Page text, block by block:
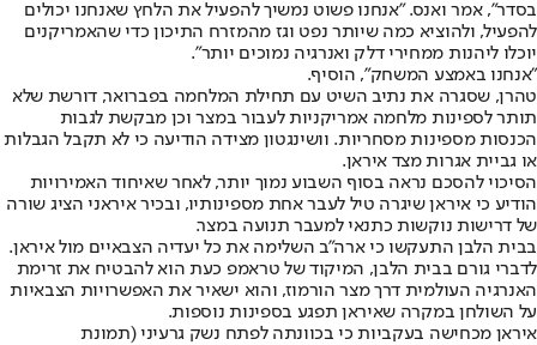
בסדר", אמר ואנס. "אנחנו פשוט נמשיך להפעיל את הלחץ שאנחנו יכולים
להפעיל, ולהוציא כמה שיותר נפט וגז מהמזרח התיכון כדי שהאמריקנים
יוכלו ליהנות ממחירי דלק ואנרגיה נמוכים יותר".
"אנחנו באמצע המשחק", הוסיף.
טהרן, שסגרה את נתיב השיט עם תחילת המלחמה בפברואר, דורשת שלא
תותר לספינות מלחמה אמריקניות לעבור במצר וכן מבקשת לגבות
הכנסות מספינות מסחריות. וושינגטון מצידה הודיעה כי לא תקבל הגבלות
או גביית אגרות מצד איראן.
הסיכוי להסכם נראה בסוף השבוע נמוך יותר, לאחר שאיחוד האמירויות
הודיע כי איראן שיגרה טיל לעבר אחת מספינותיו, ובכיר איראני הציג שורה
של דרישות נוקשות כתנאי למעבר תנועה במצר.
בבית הלבן התעקשו כי ארה"ב השלימה את כל יעדיה הצבאיים מול איראן.
לדברי גורם בבית הלבן, המיקוד של טראמפ כעת הוא להבטיח את זרימת
האנרגיה העולמית דרך מצר הורמוז, והוא ישאיר את האפשרויות הצבאיות
על השולחן במקרה שאיראן תפגע בספינות נוספות.
איראן מכחישה בעקביות כי בכוונתה לפתח נשק גרעיני (תמונת